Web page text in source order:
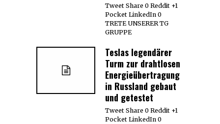
Tweet Share 0 Reddit +1
Pocket LinkedIn 0
TRETE UNSERER TG
GRUPPE
Teslas legendärer
Turm zur drahtlosen
Energieübertragung
in Russland gebaut
und getestet
Tweet Share 0 Reddit +1
Pocket LinkedIn 0